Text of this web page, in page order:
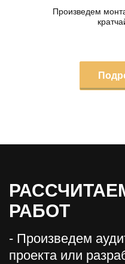
Произведем
РАБОТ
- Произведем
проекта или